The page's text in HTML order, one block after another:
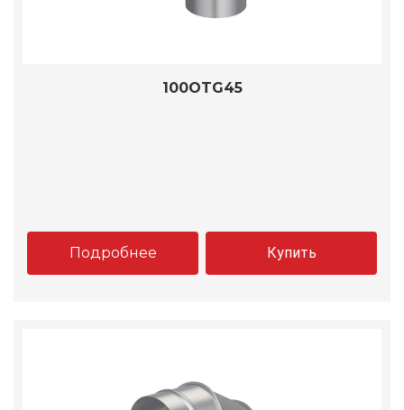
100OTG45
Подробнее Купить